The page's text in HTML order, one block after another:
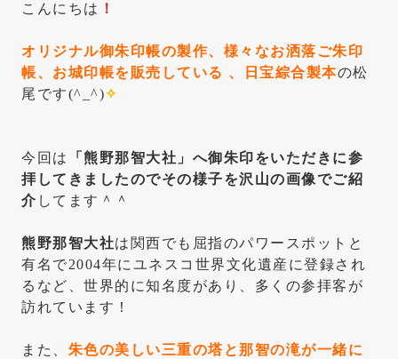
ま
す
こんにちは ！
オリジナル御朱印帳の製作、様々なお洒落ご朱印
帳、お城印帳を販売している 、日宝綜合製本の松
尾です(^_^)✧
今回は
「熊野那智大社」へ御朱印をいただきに参
拝してきましたのでその様子を沢山の画像でご紹
介 してます＾＾
熊野那智大社は関西でも屈指のパワースポットと
有名で2004年にユネスコ世界文化遺産に登録され
るなど、世界的に知名度があり、多くの参拝客が
訪れています！
また、 朱色の美しい三重の塔と那智の滝が一緒に